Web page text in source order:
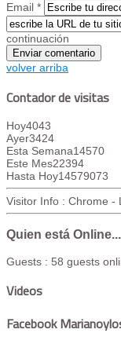
Email *
continuación
volver arriba
Contador de visitas
Hoy4043
Ayer3424
Esta Semana14570
Este Mes22394
Hasta Hoy14579073
Visitor Info : Chrome -
Quien está Online...
Guests : 58 guests
Videos
Facebook